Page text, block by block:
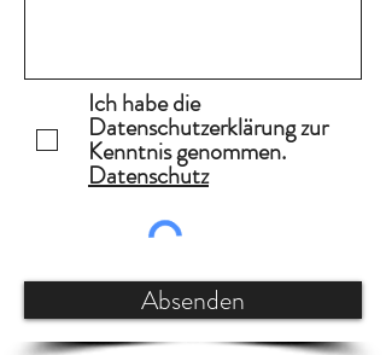
Ich habe die
Datenschutzerklärung zur
Kenntnis genommen.
Datenschutz
Absenden